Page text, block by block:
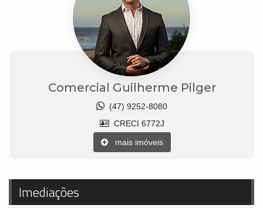
Comercial Guilherme Pilger
(47) 9252-8080
CRECI 6772J
mais imóveis
Imediações